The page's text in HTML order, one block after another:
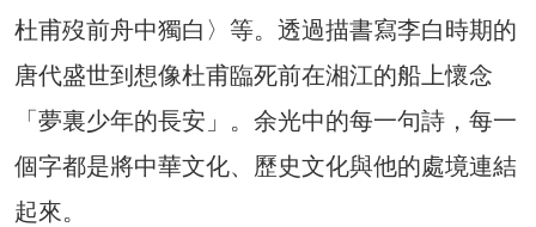
杜甫歿前舟中獨白〉等。透過描書寫李白時期的
唐代盛世到想像杜甫臨死前在湘江的船上懷念
「夢裏少年的長安」。余光中的每一句詩，每一
個字都是將中華文化、歷史文化與他的處境連結
起來。